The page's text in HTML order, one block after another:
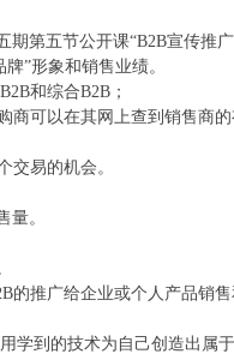
第五节公开课“B2B宣传推
”形象和销售业绩。
和综合B2B；
可以在其网上查到销售商的
易的机会。
。
推广给企业或个人产品销
到的技术为自己创造出属